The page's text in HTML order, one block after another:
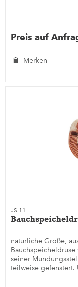
Preis auf
Merken
JS 11
natürliche Größe,
seiner
teilweise gefenstert.